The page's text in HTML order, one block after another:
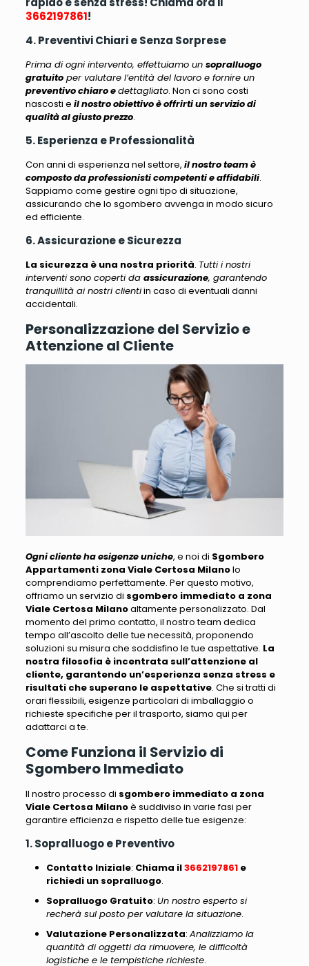
3662197861!
4. Preventivi Chiari e Senza Sorprese
Prima di ogni intervento, effettuiamo un sopralluogo
gratuitoper valutare l’entità del lavoro e fornire un
preventivo chiaro edettagliato. Non ci sono costi
nascosti e il nostro obiettivo è offrirti un servizio di
qualità al giusto prezzo.
5. Esperienza e Professionalità
Con anni di esperienza nel settore, il nostro team è
composto da professionisti competenti e affidabili.
Sappiamo come gestire ogni tipo di situazione,
assicurando che lo sgombero avvenga in modo sicuro
ed efficiente.
6. Assicurazione e Sicurezza
La sicurezza è una nostra priorità. Tutti i nostri
interventi sono coperti da assicurazione, garantendo
tranquillità ai nostri clientiin caso di eventuali danni
accidentali.
Personalizzazione del Servizio e
Attenzione al Cliente
Ogni cliente ha esigenze uniche, e noi di Sgombero
Appartamenti zona Viale Certosa Milanolo
comprendiamo perfettamente. Per questo motivo,
offriamo un servizio di sgombero immediato a zona
Viale Certosa Milanoaltamente personalizzato. Dal
momento del primo contatto, il nostro team dedica
tempo all’ascolto delle tue necessità, proponendo
soluzioni su misura che soddisfino le tue aspettative. La
nostra filosofia è incentrata sull’attenzione al
cliente, garantendo un’esperienza senza stress e
risultati che superano le aspettative. Che si tratti di
orari flessibili, esigenze particolari di imballaggio o
richieste specifiche per il trasporto, siamo qui per
adattarci a te.
Come Funziona il Servizio di
Sgombero Immediato
Il nostro processo di sgombero immediato a zona
Viale Certosa Milanoè suddiviso in varie fasi per
garantire efficienza e rispetto delle tue esigenze:
1. Sopralluogo e Preventivo
Contatto Iniziale: Chiama il3662197861e
richiedi un sopralluogo.
Sopralluogo Gratuito: Un nostro esperto si
recherà sul posto per valutare la situazione.
Valutazione Personalizzata: Analizziamo la
quantità di oggetti da rimuovere, le difficoltà
logistiche e le tempistiche richieste.